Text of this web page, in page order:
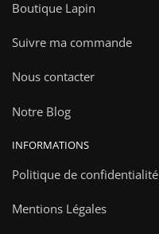
Boutique Lapin
Suivre ma commande
Nous contacter
Notre Blog
INFORMATIONS
Politique de confidentialité
Mentions Légales